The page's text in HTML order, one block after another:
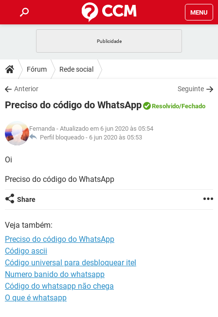
MENU
CELULAR
OUTLOOK
INSTAGRAM GMAIL
DICAS
JOGOS
INSTAGRAM GMAIL
GUIA DE COMPRAS
DOWNLOADS
JOGOS WHATSAPP
OUTLOOK EXCEL
INSTAGRAM
JOGOS WHATSAPP
CELULAR
OUTLOOK
INSTAGRAM
GUIA DE COMPRAS
GLOSSÁRIO
JOGOS
INSTAGRAM
GUIA DE COMPRAS
Fórum Rede social
Anterior Seguinte
Preciso do código do WhatsApp Resolvido/Fechado
Fernanda - Atualizado em 6 jun 2020 às 05:54
Perfil bloqueado - 6 jun 2020 às 05:53
Oi
Preciso do código do WhatsApp
Share
Veja também:
Preciso do código do WhatsApp
Código ascii
Código universal para desbloquear itel
Numero banido do whatsapp
Código do whatsapp não chega
O que é whatsapp